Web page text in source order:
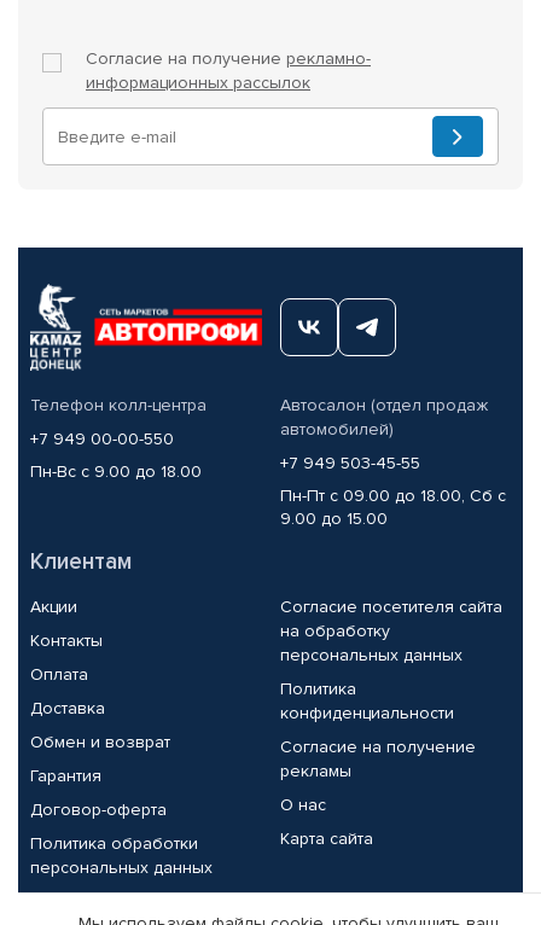
Согласие на получение рекламно-
информационных рассылок
Телефон колл-центра
+7 949 00-00-550
Пн-Вс с 9.00 до 18.00
Автосалон (отдел продаж
автомобилей)
+7 949 503-45-55
Пн-Пт с 09.00 до 18.00, Сб с
9.00 до 15.00
Клиентам
Акции
Контакты
Оплата
Доставка
Обмен и возврат
Гарантия
Договор-оферта
Политика обработки
персональных данных
Согласие посетителя сайта
на обработку
персональных данных
Политика
конфиденциальности
Согласие на получение
рекламы
О нас
Карта сайта